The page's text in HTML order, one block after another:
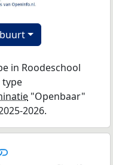
in Roodeschool
"Openbaar"
2026.